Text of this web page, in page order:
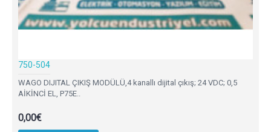
750-504
WAGO DIJITAL ÇIKIŞ MODÜLÜ,4 kanallı dijital çıkış; 24 VDC; 0,5
AİKİNCİ EL, P75E..
0,00€